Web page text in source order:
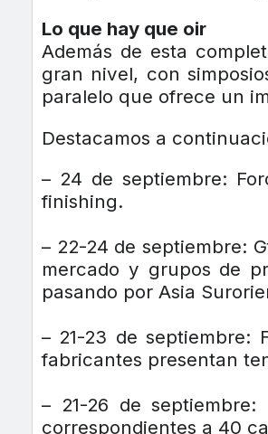
Lo que hay que oir
Además de esta
gran nivel, con
paralelo que ofrece un
Destacamos a
– 24 de septiembre:
finishing.
– 22-24 de septiembre:
mercado y grupos de
pasando por Asia
– 21-23 de septiembre:
fabricantes presentan
– 21-26 de
correspondientes a 40